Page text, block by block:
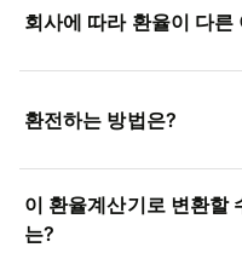
회사에 따라 환율이 다른
환전하는 방법은?
이 환율계산기로 변환할
는?